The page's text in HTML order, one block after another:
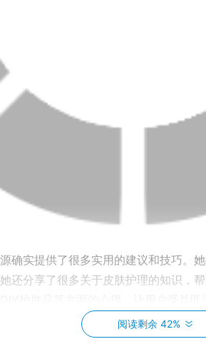
确实提供了很多实用的建议和技巧。
还分享了很多关于皮肤护理的知识，
阅读剩余 42%